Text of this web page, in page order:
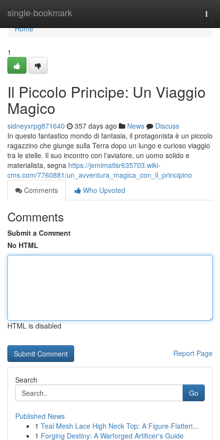
single-bookmark
Home
Home
1
Il Piccolo Principe: Un Viaggio
Magico
sidneyxrpg871640 357 days ago News
Discuss
In questo fantastico mondo di fantasia, il protagonista è un piccolo
ragazzino che giunge sulla Terra dopo un lungo e curioso viaggio
tra le stelle. Il suo incontro con l'aviatore, un uomo solido e
materialista, segna https://jemimatlsr635703.wiki-
cms.com/7760881/un_avventura_magica_con_il_principino
Comments
Who Upvoted
Comments
Submit a Comment
No HTML
HTML is disabled
Report Page
Search
Go
Published News
1 Teal Mesh Lace High Neck Top: A Figure-Flatteri...
1 Forging Destiny: A Warforged Artificer's Guide